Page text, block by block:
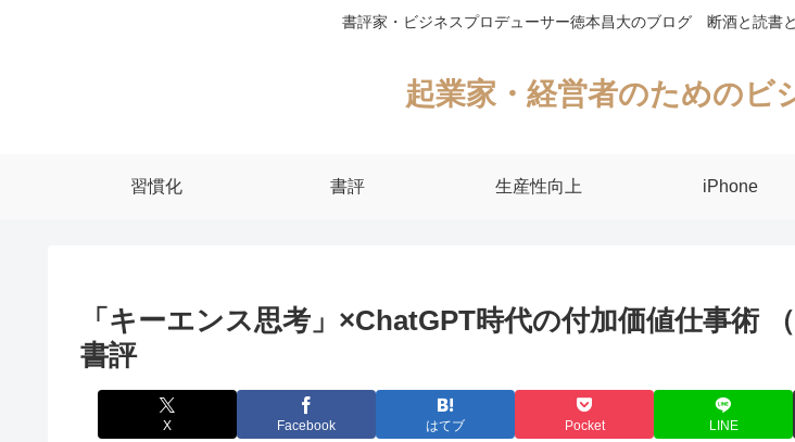
書評家・ビジネスプロデューサー徳本昌大のブログ 断酒と読書
起業家・経営者のためのビ
習慣化 書評 生産性向上 iPhone
「キーエンス思考」×ChatGPT時代の付加価値仕事術
書評
X Facebook はてブ Pocket LINE